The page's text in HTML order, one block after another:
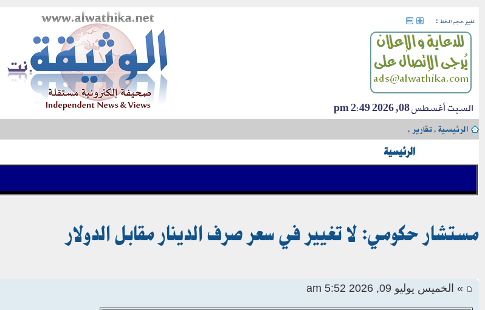
تغيير حجم الخط :
السبت أغسطس 08, 2026 2:49 pm
الرئيسية›تقارير›
الرئيسية
مستشار حكومي: لا تغيير في سعر صرف الدينار مقابل الدولار
» الخميس يوليو 09, 2026 5:52 am